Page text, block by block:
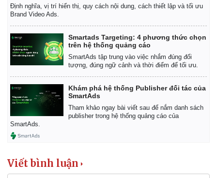
Định nghĩa, vị trí hiển thị, quy cách nội dung, cách thiết lập và tối ưu
Brand Video Ads.
Smartads Targeting: 4 phương thức chọn
trên hệ thống quảng cáo
SmartAds tập trung vào việc nhắm đúng đối
tượng, đúng ngữ cảnh và thời điểm để tối ưu.
Khám phá hệ thống Publisher đối tác của
SmartAds
Tham khảo ngay bài viết sau để nắm danh sách
publisher trong hệ thống quảng cáo của
SmartAds.
Viết bình luận